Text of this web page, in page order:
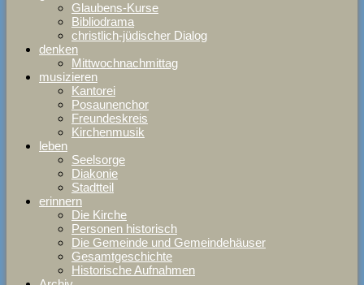
Glaubens-Kurse
Bibliodrama
christlich-jüdischer Dialog
denken
Mittwochnachmittag
musizieren
Kantorei
Posaunenchor
Freundeskreis
Kirchenmusik
leben
Seelsorge
Diakonie
Stadtteil
erinnern
Die Kirche
Personen historisch
Die Gemeinde und Gemeindehäuser
Gesamtgeschichte
Historische Aufnahmen